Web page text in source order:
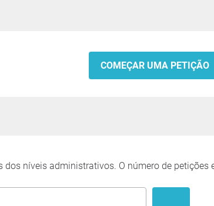
COMEÇAR UMA PETIÇÃO
dos níveis administrativos. O número de petições